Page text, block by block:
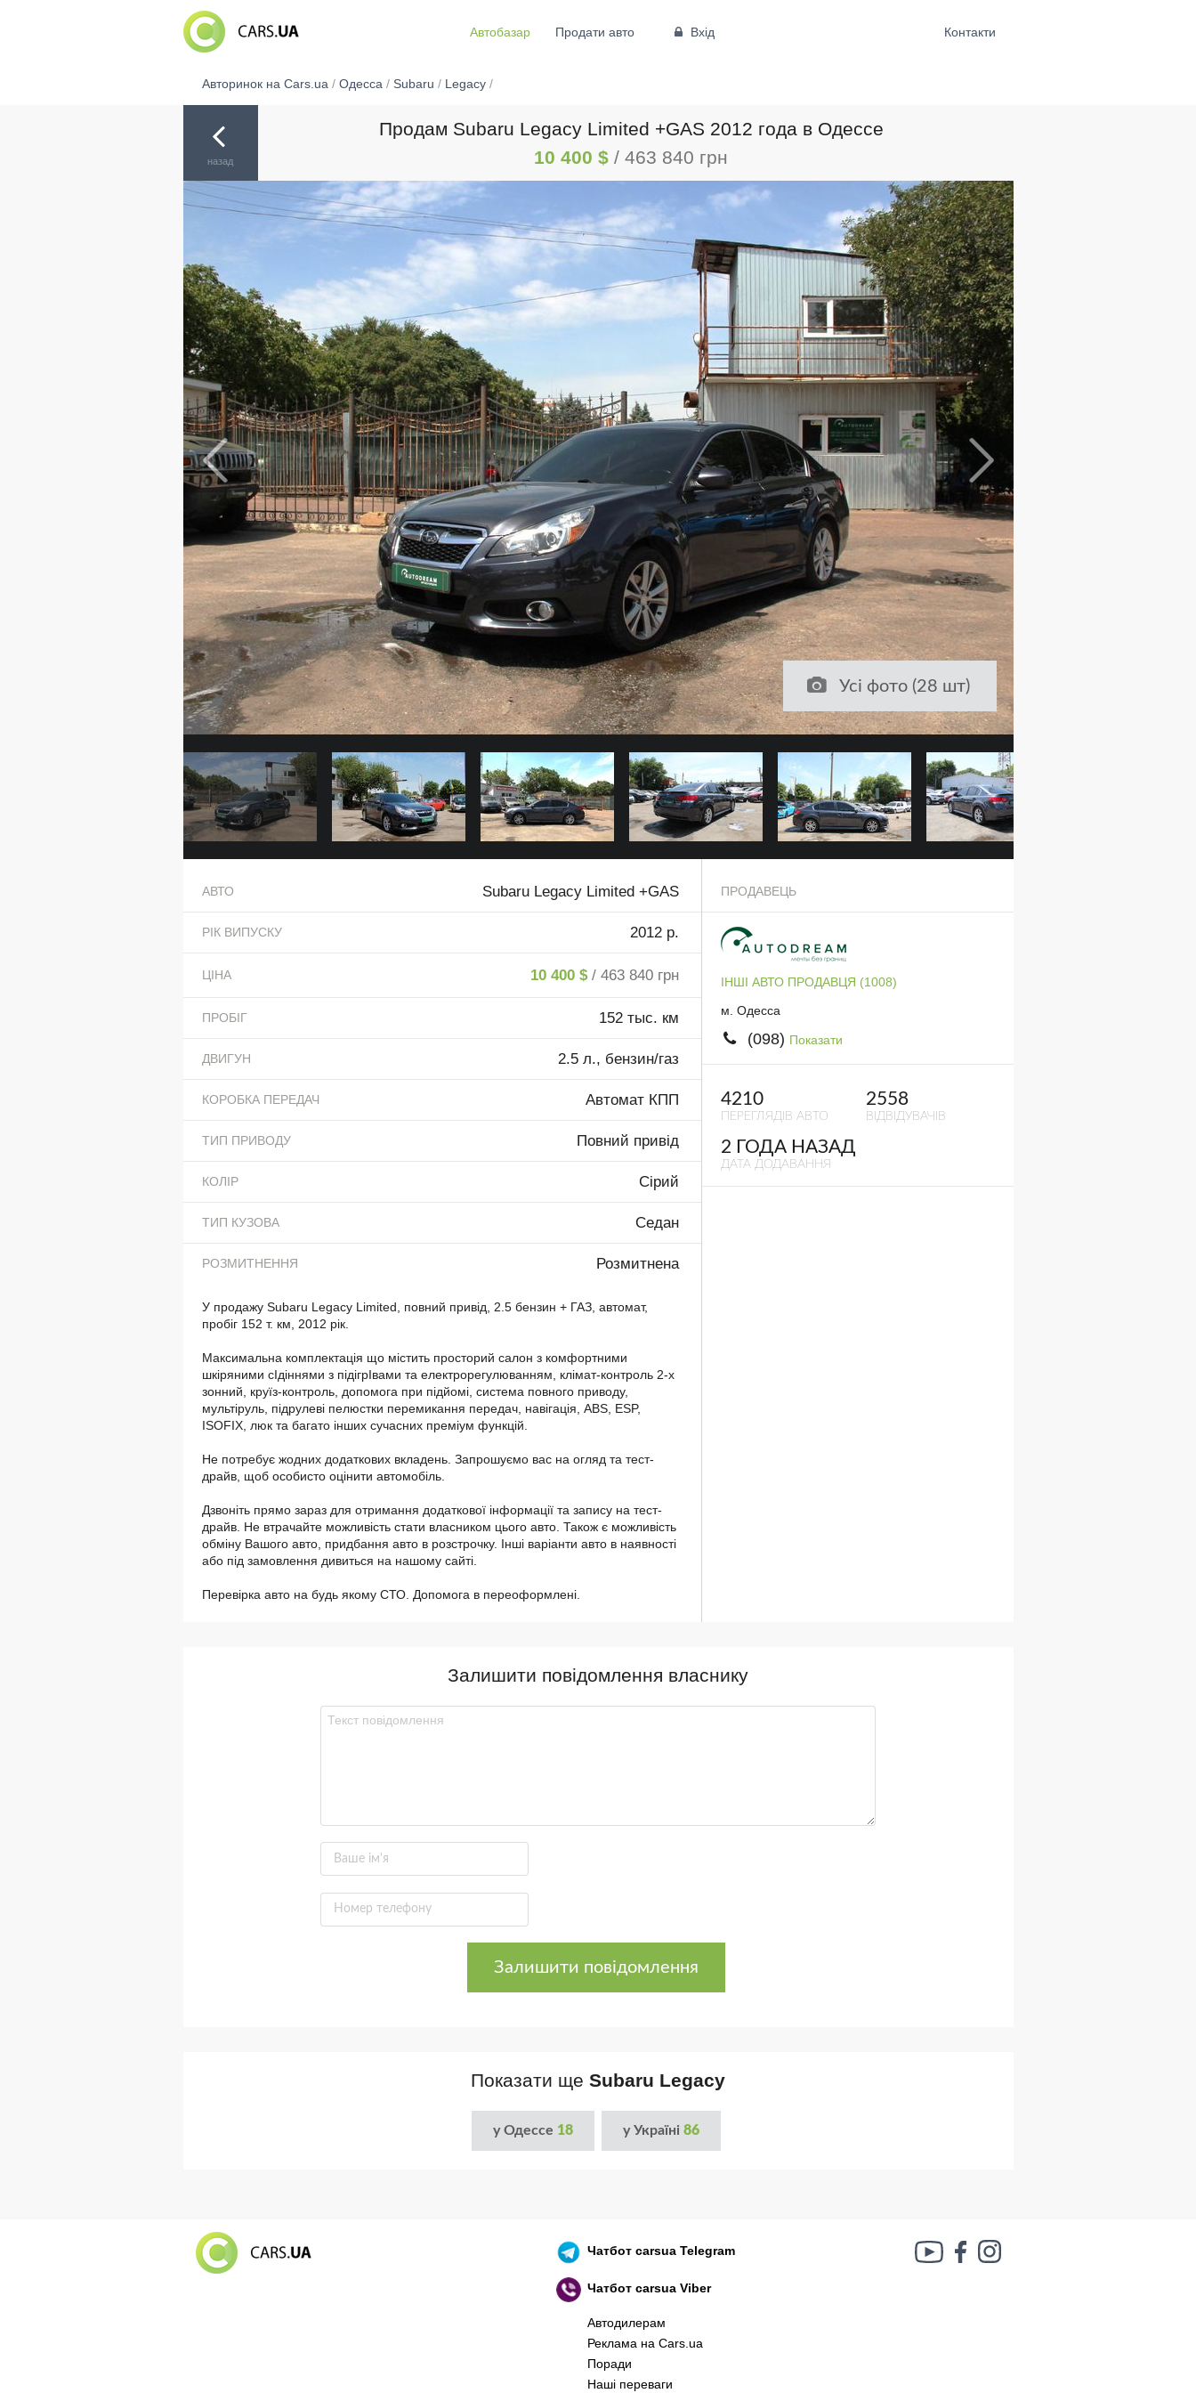
Автобазар Продати авто Вхід Контакти
Авторинок на Cars.ua / Одесса / Subaru / Legacy/
назад
Продам Subaru Legacy Limited +GAS 2012 года в Одессе
10 400 $ / 463 840 грн
Усі фото (28 шт)
АВТО Subaru Legacy Limited +GAS
РІК ВИПУСКУ 2012 р.
ЦІНА 10 400 $ / 463 840 грн
ПРОБІГ 152 тыс. км
ДВИГУН 2.5 л., бензин/газ
КОРОБКА ПЕРЕДАЧ Автомат КПП
ТИП ПРИВОДУ Повний привід
КОЛІР Сірий
ТИП КУЗОВА Седан
РОЗМИТНЕННЯ Розмитнена
У продажу Subaru Legacy Limited, повний привід, 2.5 бензин + ГАЗ, автомат,
пробіг 152 т. км, 2012 рік.
Максимальна комплектація що містить просторий салон з комфортними
шкіряними сIдіннями з підігрIвами та електрорегулюванням, клімат-контроль 2-х
зонний, круїз-контроль, допомога при підйомі, система повного приводу,
мультіруль, підрулеві пелюстки перемикання передач, навігація, ABS, ESP,
ISOFIX, люк та багато інших сучасних преміум функцій.
Не потребує жодних додаткових вкладень. Запрошуємо вас на огляд та тест-
драйв, щоб особисто оцінити автомобіль.
Дзвоніть прямо зараз для отримання додаткової інформації та запису на тест-
драйв. Не втрачайте можливість стати власником цього авто. Також є можливість
обміну Вашого авто, придбання авто в розстрочку. Інші варіанти авто в наявності
або під замовлення дивиться на нашому сайті.
Перевірка авто на будь якому СТО. Допомога в переоформлені.
ПРОДАВЕЦЬ
ІНШІ АВТО ПРОДАВЦЯ (1008)
м. Одесса
(098) Показати
4210
ПЕРЕГЛЯДІВ АВТО
2558
ВІДВІДУВАЧІВ
2 ГОДА НАЗАД
ДАТА ДОДАВАННЯ
Залишити повідомлення власнику
Залишити повідомлення
Показати ще Subaru Legacy
у Одессе 18 у Україні 86
Чатботcarsua Telegram
Чатботcarsua Viber
Автодилерам
Реклама на Cars.ua
Поради
Наші переваги